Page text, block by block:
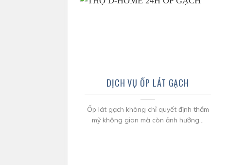
DỊCH VỤ ỐP LÁT GẠCH
Ốp lát gạch không chỉ quyết định thẩm
mỹ không gian mà còn ảnh hưởng...